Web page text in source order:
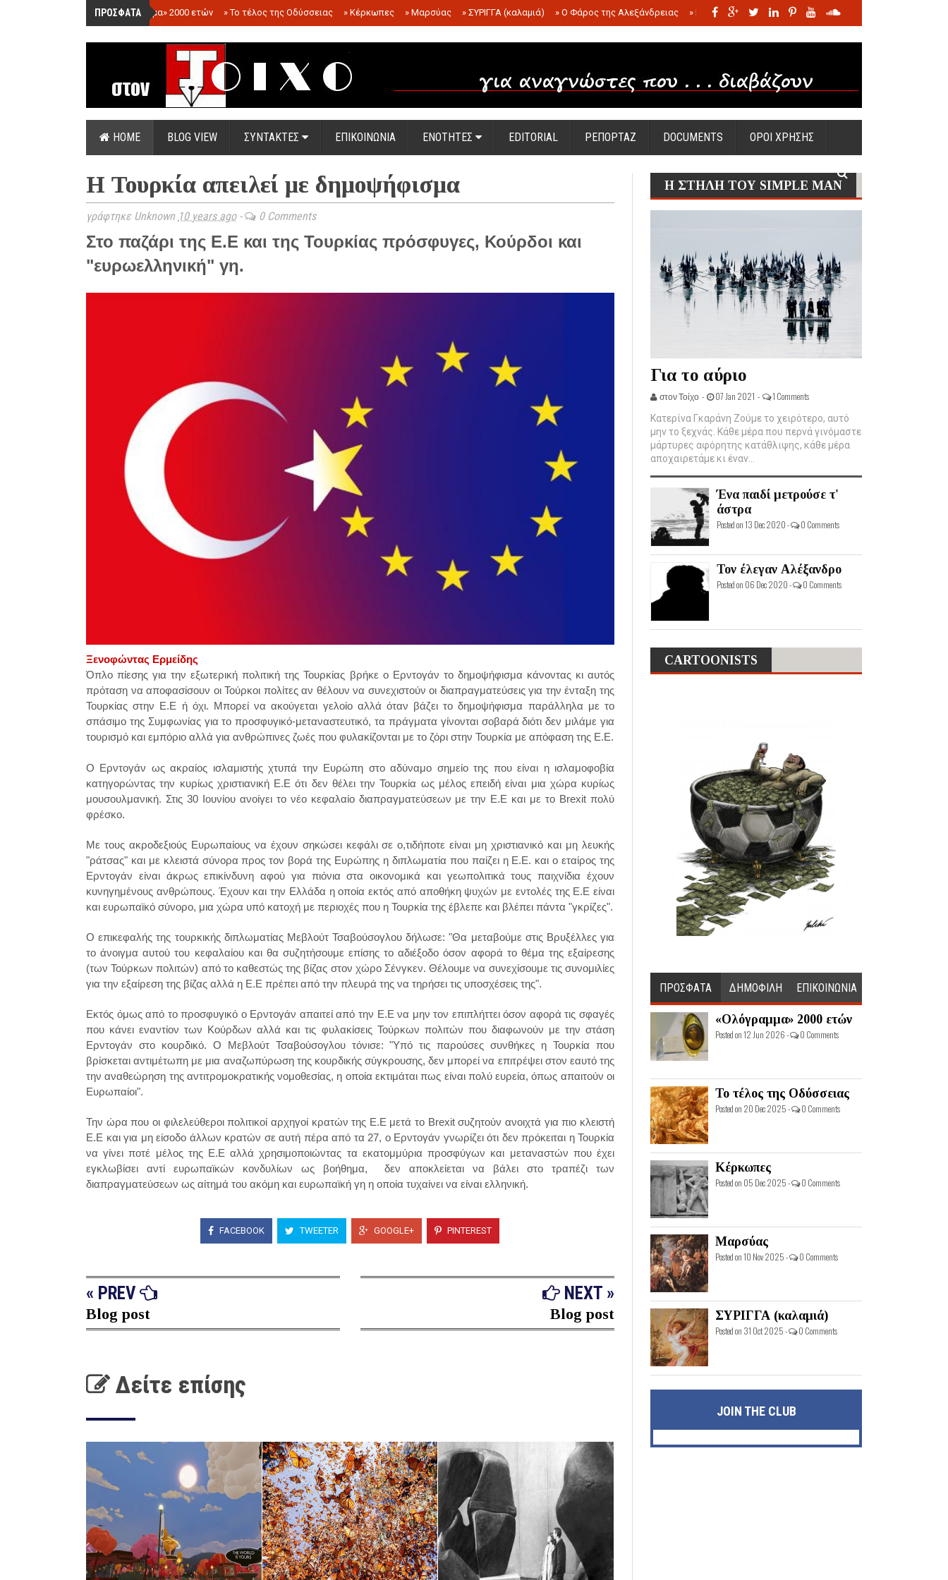
ΠΡΟΣΦΑΤΑ
»«Ολόγραμμα» 2000 ετών »Το τέλος της Οδύσσειας » Κέρκωπες » Μαρσύας » ΣΥΡΙΓΓΑ (καλαμιά) » Ο Φάρος της Αλεξάνδρειας » Η σφαγή των νηπίων της Σάντας
.
HOME BLOG VIEW ΣΥΝΤΑΚΤΕΣ ΕΠΙΚΟΙΝΩΝΙΑ ΕΝΟΤΗΤΕΣ EDITORIAL ΡΕΠΟΡΤΑΖ DOCUMENTS ΟΡΟΙ ΧΡΗΣΗΣ
Η Τουρκία απειλεί με δημοψήφισμα
γράφτηκε Unknown 10 years ago- 0 Comments
Στο παζάρι της Ε.Ε και της Τουρκίας πρόσφυγες, Κούρδοι και
"ευρωελληνική" γη.
Ξενοφώντας Ερμείδης
Όπλο πίεσης για την εξωτερική πολιτική της Τουρκίας βρήκε ο Ερντογάν το δημοψήφισμα κάνοντας κι αυτός
πρόταση να αποφασίσουν οι Τούρκοι πολίτες αν θέλουν να συνεχιστούν οι διαπραγματεύσεις για την ένταξη της
Τουρκίας στην Ε.Ε ή όχι. Μπορεί να ακούγεται γελοίο αλλά όταν βάζει το δημοψήφισμα παράλληλα με το
σπάσιμο της Συμφωνίας για το προσφυγικό-μεταναστευτικό, τα πράγματα γίνονται σοβαρά διότι δεν μιλάμε για
τουρισμό και εμπόριο αλλά για ανθρώπινες ζωές που φυλακίζονται με το ζόρι στην Τουρκία με απόφαση της Ε.Ε.
Ο Ερντογάν ως ακραίος ισλαμιστής χτυπά την Ευρώπη στο αδύναμο σημείο της που είναι η ισλαμοφοβία
κατηγορώντας την κυρίως χριστιανική Ε.Ε ότι δεν θέλει την Τουρκία ως μέλος επειδή είναι μια χώρα κυρίως
μουσουλμανική. Στις 30 Ιουνίου ανοίγει το νέο κεφαλαίοδιαπραγματεύσεων με την Ε.Ε και με το Brexit πολύ
φρέσκο.
Με τους ακροδεξιούς Ευρωπαίους να έχουν σηκώσει κεφάλι σε ο,τιδήποτε είναι μη χριστιανικό και μη λευκής
"ράτσας" και με κλειστά σύνορα προς τον βορά της Ευρώπης η διπλωματία που παίζει η Ε.Ε. και ο εταίρος της
Ερντογάν είναι άκρως επικίνδυνη αφού για πιόνια στα οικονομικά και γεωπολιτικά τους παιχνίδια έχουν
κυνηγημένους ανθρώπους. Έχουν και την Ελλάδα η οποία εκτός από αποθήκη ψυχών με εντολές της Ε.Ε είναι
και ευρωπαϊκό σύνορο, μια χώρα υπό κατοχή με περιοχές που η Τουρκία της έβλεπε και βλέπει πάντα "γκρίζες".
Ο επικεφαλής της τουρκικής διπλωματίας Μεβλούτ Τσαβούσογλου δήλωσε: "Θα μεταβούμε στις Βρυξέλλες για
το άνοιγμα αυτού του κεφαλαίου και θα συζητήσουμε επίσης το αδιέξοδο όσον αφορά το θέμα της εξαίρεσης
(των Τούρκων πολιτών) από το καθεστώς της βίζας στον χώρο Σένγκεν. Θέλουμε να συνεχίσουμε τις συνομιλίες
για την εξαίρεση της βίζας αλλά η Ε.Ε πρέπει από την πλευρά της να τηρήσει τις υποσχέσεις της".
Εκτός όμως από το προσφυγικό ο Ερντογάν απαιτεί από την Ε.Ε να μην τον επιπλήττει όσον αφορά τις σφαγές
που κάνει εναντίον των Κούρδων αλλά και τις φυλακίσεις Τούρκων πολιτών που διαφωνούν με την στάση
Ερντογάν στο κουρδικό. Ο Μεβλούτ Τσαβούσογλου τόνισε: "Υπό τις παρούσες συνθήκες η Τουρκία που
βρίσκεται αντιμέτωπη με μια αναζωπύρωση της κουρδικής σύγκρουσης, δεν μπορεί να επιτρέψει στον εαυτό της
την αναθεώρηση της αντιτρομοκρατικής νομοθεσίας, η οποία εκτιμάται πως είναι πολύ ευρεία, όπως απαιτούν οι
Ευρωπαίοι".
Την ώρα που οι φιλελεύθεροι πολιτικοί αρχηγοί κρατών της Ε.Ε μετά το Brexit συζητούν ανοιχτά για πιο κλειστή
Ε.Ε και για μη είσοδο άλλων κρατών σε αυτή πέρα από τα 27, ο Ερντογάν γνωρίζει ότι δεν πρόκειται η Τουρκία
να γίνει ποτέ μέλος της Ε.Ε αλλά χρησιμοποιώντας τα εκατομμύρια προσφύγων και μεταναστών που έχει
εγκλωβίσει αντί ευρωπαϊκών κονδυλίων ως βοήθημα, δεν αποκλείεται να βάλει στο τραπέζι των
διαπραγματεύσεων ως αίτημά του ακόμη και ευρωπαϊκή γη η οποία τυχαίνει να είναι ελληνική.
FACEBOOK TWEETER GOOGLE+ PINTEREST
« PREV
Blog post
NEXT »
Blog post
Δείτε επίσης
Η ΣΤΗΛΗ ΤΟΥ SIMPLE MAN
Για το αύριο
στον Τοίχο - 07 Jan 2021 - 1 Comments
Κατερίνα Γκαράνη Ζούμε το χειρότερο, αυτό
μην το ξεχνάς. Κάθε μέρα που περνά γινόμαστε
μάρτυρες αφόρητης κατάθλιψης, κάθε μέρα
αποχαιρετάμε κι έναν...
Ένα παιδί μετρούσε τ'
άστρα
Posted on 13 Dec 2020 - 0 Comments
Τον έλεγαν Αλέξανδρο
Posted on 06 Dec 2020 - 0 Comments
CARTOONISTS
ΠΡΟΣΦΑΤΑ ΔΗΜΟΦΙΛΗ ΕΠΙΚΟΙΝΩΝΙΑ
«Ολόγραμμα» 2000 ετών
Posted on 12 Jun 2026 - 0 Comments
Το τέλος της Οδύσσειας
Posted on 20 Dec 2025 - 0 Comments
Κέρκωπες
Posted on 05 Dec 2025 - 0 Comments
Μαρσύας
Posted on 10 Nov 2025 - 0 Comments
ΣΥΡΙΓΓΑ (καλαμιά)
Posted on 31 Oct 2025 - 0 Comments
JOIN THE CLUB